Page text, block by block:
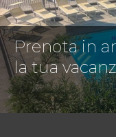
Prenota in
la tua